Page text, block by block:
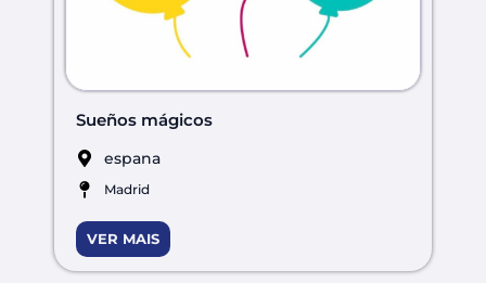
Sueños mágicos
espana
Madrid
VER MAIS